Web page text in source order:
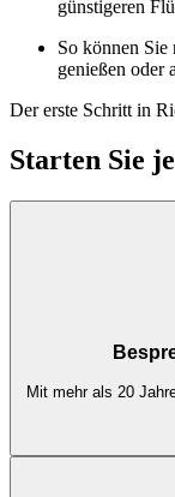
günstigeren
So können Sie
genießen oder
Der erste Schritt in
Starten Sie
Mit mehr als 20